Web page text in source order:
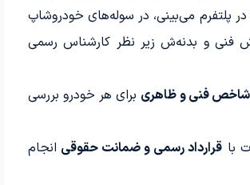
پلتفرم می‌بینی، در سوله‌های خودروشاپ
فنی و بدنه‌ش زیر نظر کارشناس رسمی
برای هر خودرو بررسی
با قرارداد رسمی و ضمانت حقوقی انجام